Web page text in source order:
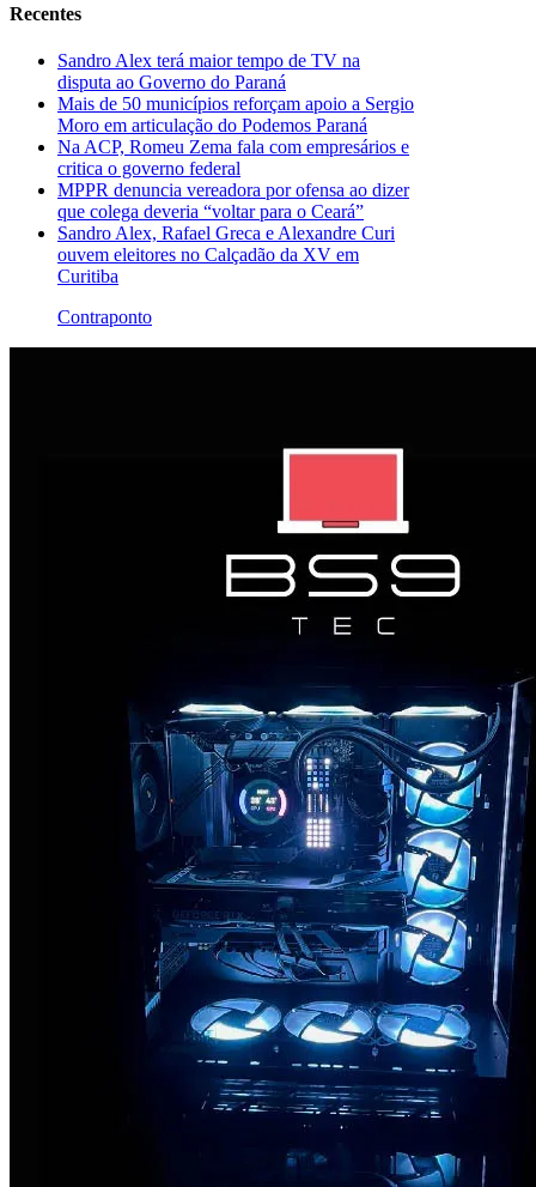
Recentes
Sandro Alex terá maior tempo de TV na
disputa ao Governo do Paraná
Mais de 50 municípios reforçam apoio a Sergio
Moro em articulação do Podemos Paraná
Na ACP, Romeu Zema fala com empresários e
critica o governo federal
MPPR denuncia vereadora por ofensa ao dizer
que colega deveria “voltar para o Ceará”
Sandro Alex, Rafael Greca e Alexandre Curi
ouvem eleitores no Calçadão da XV em
Curitiba
Contraponto